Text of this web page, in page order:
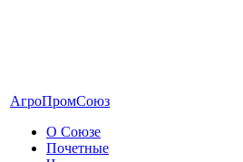
АгроПромСоюз
О Союзе
Почетные